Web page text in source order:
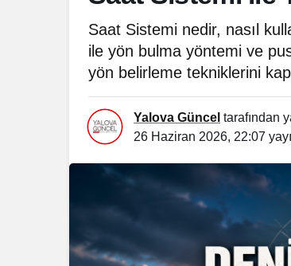
Saat Sistemi nedir, nasıl
ile yön bulma yöntemi ve
yön belirleme tekniklerini
Yalova Güncel tarafından
26 Haziran 2026, 22:07